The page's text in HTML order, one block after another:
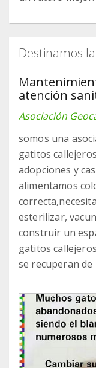
Destinamos
atención
Asociación
somos una
gatitos
adopciones y
alimentamos
esterilizar,
construir un
gatitos
se recuperan de